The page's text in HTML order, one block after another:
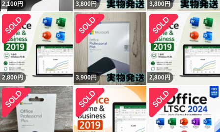
2,100円 3,800円 3,800円
2,800円 3,900円 2,800円